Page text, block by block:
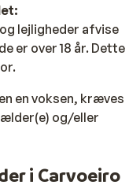
lejligheder afvise
er over 18 år. Dette
en voksen, kræves
og/eller
i Carvoeiro